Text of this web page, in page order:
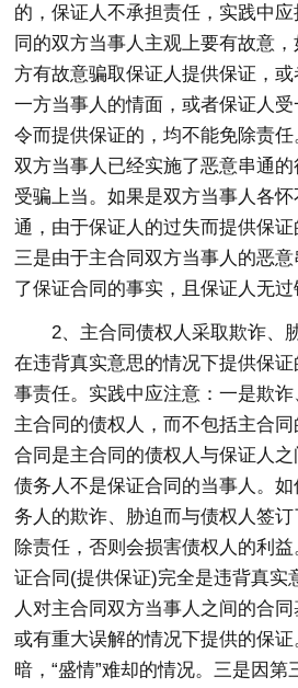
的，保证人不承担责任，实践中
同的双方当事人主观上要有故意
方有故意骗取保证人提供保证，
一方当事人的情面，或者保证人
令而提供保证的，均不能免除责
双方当事人已经实施了恶意串通
受骗上当。如果是双方当事人各
通，由于保证人的过失而提供保证
三是由于主合同双方当事人的恶
了保证合同的事实，且保证人无过
2、主合同债权人采取欺诈、
在违背真实意思的情况下提供保
事责任。实践中应注意：一是欺
主合同的债权人，而不包括主合
合同是主合同的债权人与保证人
债务人不是保证合同的当事人。
务人的欺诈、胁迫而与债权人签
除责任，否则会损害债权人的利
证合同(提供保证)完全是违背真实
人对主合同双方当事人之间的合
或有重大误解的情况下提供的保
暗，“盛情”难却的情况。三是因